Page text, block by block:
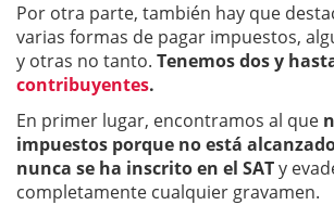
Por otra parte, también hay que
varias formas de pagar impuestos,
y otras no tanto. Tenemos dos y
contribuyentes.
En primer lugar, encontramos al que
impuestos porque no está
nunca se ha inscrito en el SATy
completamente cualquier gravamen.